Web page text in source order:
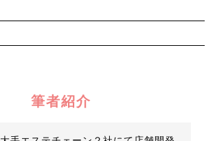
筆者紹介